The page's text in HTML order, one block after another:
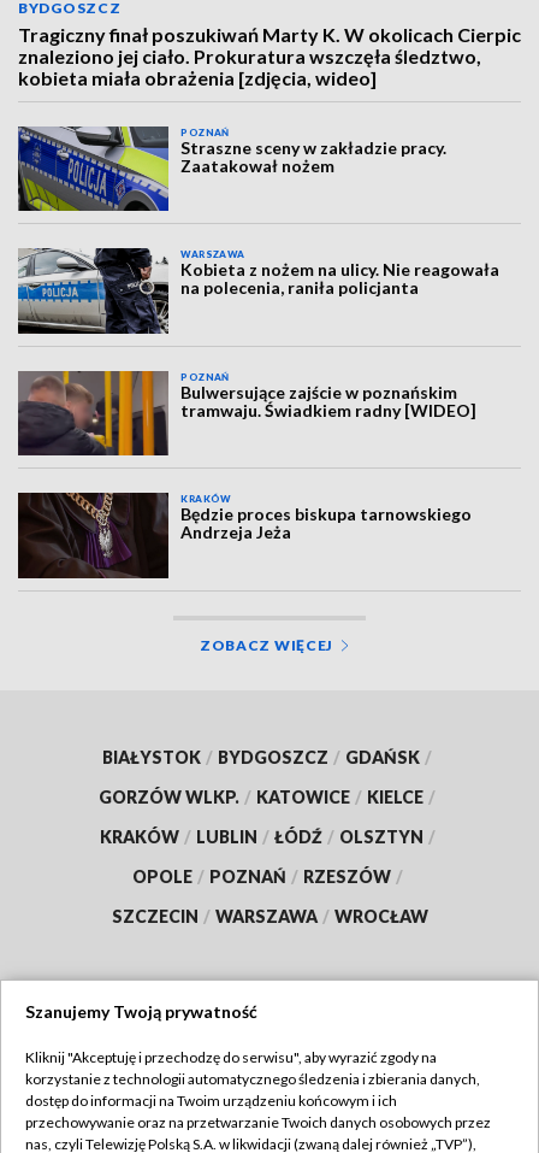
BYDGOSZCZ
Tragiczny finał poszukiwań Marty K. W okolicach Cierpic
znaleziono jej ciało. Prokuratura wszczęła śledztwo,
kobieta miała obrażenia [zdjęcia, wideo]
POZNAŃ
Straszne sceny w zakładzie pracy.
Zaatakował nożem
WARSZAWA
Kobieta z nożem na ulicy. Nie reagowała
na polecenia, raniła policjanta
POZNAŃ
Bulwersujące zajście w poznańskim
tramwaju. Świadkiem radny [WIDEO]
KRAKÓW
Będzie proces biskupa tarnowskiego
Andrzeja Jeża
ZOBACZ WIĘCEJ
BIAŁYSTOK / BYDGOSZCZ / GDAŃSK /
GORZÓW WLKP. / KATOWICE / KIELCE /
KRAKÓW / LUBLIN / ŁÓDŹ / OLSZTYN /
OPOLE / POZNAŃ / RZESZÓW /
SZCZECIN / WARSZAWA / WROCŁAW
TVP
Abonament TVP
Regulamin TVP
Szanujemy Twoją prywatność
Kliknij "Akceptuję i przechodzę do serwisu", aby wyrazić zgody na
korzystanie z technologii automatycznego śledzenia i zbierania danych,
dostęp do informacji na Twoim urządzeniu końcowym i ich
przechowywanie oraz na przetwarzanie Twoich danych osobowych przez
nas, czyli Telewizję Polską S.A. w likwidacji (zwaną dalej również „TVP”),